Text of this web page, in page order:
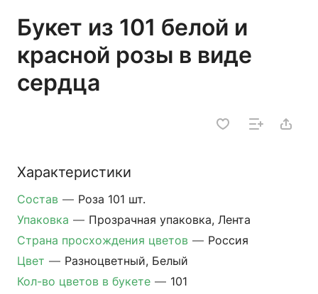
Букет из 101 белой и
красной розы в виде
сердца
Характеристики
Состав — Роза 101 шт.
Упаковка — Прозрачная упаковка, Лента
Страна просхождения цветов — Россия
Цвет — Разноцветный, Белый
Кол-во цветов в букете — 101